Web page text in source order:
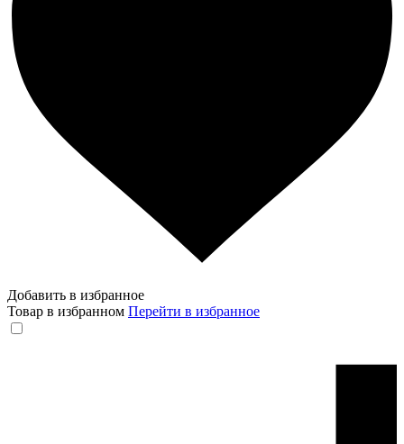
Добавить в избранное
Товар в избранном Перейти в избранное